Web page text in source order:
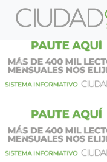
Previous
Previous